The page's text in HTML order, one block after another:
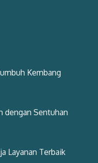
Kembang
dengan Sentuhan
Layanan Terbaik